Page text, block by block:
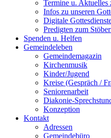
Termine u. Aktuelles
Infos zu unseren
Digitale
Predigten zum
Spenden u. Helfen
Gemeindeleben
Gemeindemagazin
Kirchenmusik
Kinder/Jugend
Kreise (Gespräch /
Seniorenarbeit
Diakonie-
Konzeption
Kontakt
Adressen
Gemeindebüro